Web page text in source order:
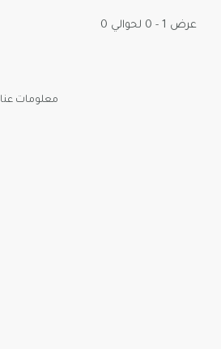
عرض 1 - 0 لحوالي 0
معلومات عنا